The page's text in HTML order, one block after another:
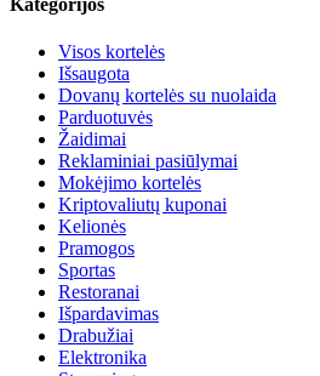
Visos kortelės
Išsaugota
Dovanų kortelės su nuolaida
Parduotuvės
Žaidimai
Reklaminiai pasiūlymai
Mokėjimo kortelės
Kriptovaliutų kuponai
Kelionės
Pramogos
Sportas
Restoranai
Išpardavimas
Drabužiai
Elektronika